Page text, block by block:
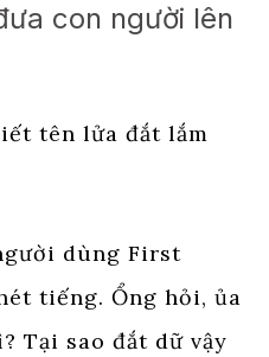
con người lên
tên lửa đắt lắm
dùng First
tiếng. Ổng hỏi, ủa
Tại sao đắt dữ vậy